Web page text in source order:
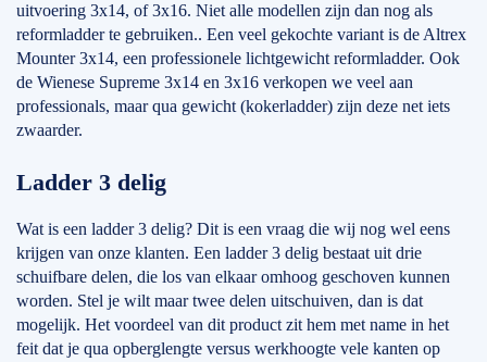
uitvoering 3x14, of 3x16. Niet alle modellen zijn dan nog als
reformladder te gebruiken.. Een veel gekochte variant is de Altrex
Mounter 3x14, een professionele lichtgewicht reformladder. Ook
de Wienese Supreme 3x14 en 3x16 verkopen we veel aan
professionals, maar qua gewicht (kokerladder) zijn deze net iets
zwaarder.
Ladder 3 delig
Wat is een ladder 3 delig? Dit is een vraag die wij nog wel eens
krijgen van onze klanten. Een ladder 3 delig bestaat uit drie
schuifbare delen, die los van elkaar omhoog geschoven kunnen
worden. Stel je wilt maar twee delen uitschuiven, dan is dat
mogelijk. Het voordeel van dit product zit hem met name in het
feit dat je qua opberglengte versus werkhoogte vele kanten op